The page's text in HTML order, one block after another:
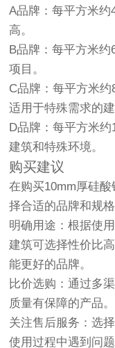
A品牌：每平方米
高。
B品牌：每平方米
项目。
C品牌：每平方米约
适用于特殊需求的建
D品牌：每平方米
建筑和特殊环境。
购买建议
在购买10mm厚硅
择合适的品牌和规
明确用途：根据使
建筑可选择性价比
能更好的品牌。
比价选购：通过多
质量有保障的产品。
关注售后服务：选
使用过程中遇到问